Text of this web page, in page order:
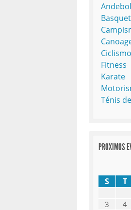
Andebol
Ciclismo
Fitness
Karate
Ténis
PROXIMOS
S
T
3
4